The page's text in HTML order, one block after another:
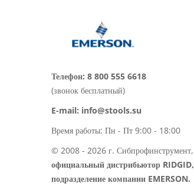
Телефон: 8 800 555 6618
(звонок бесплатный)
E-mail: info@stools.su
Время работы: Пн - Пт 9:00 - 18:00
© 2008 - 2026 г. Сибпрофинструмент,
официальный дистрибьютор RIDGID,
подразделение компании EMERSON.